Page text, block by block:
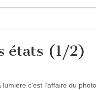
états (1/2)
c’est l’affaire du